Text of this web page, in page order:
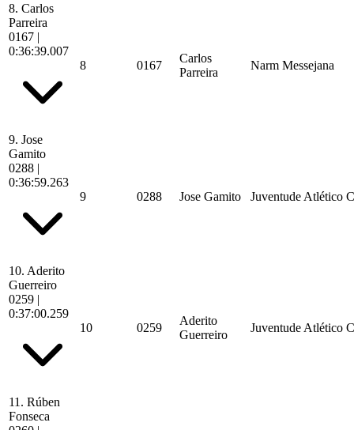
8. Carlos
Parreira
0167 |
0:36:39.007
8
0167
Carlos
Parreira
Narm Messejana
9. Jose
Gamito
0288 |
0:36:59.263
9
0288 Jose Gamito Juventude Atlético
10. Aderito
Guerreiro
0259 |
0:37:00.259
10
0259
Aderito
Guerreiro
Juventude Atlético
11. Rúben
Fonseca